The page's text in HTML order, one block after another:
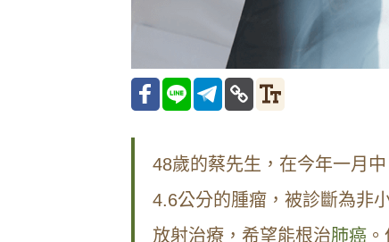
48歲的蔡先生，在今年一月
4.6公分的腫瘤，被診斷為非
放射治療，希望能根治肺癌